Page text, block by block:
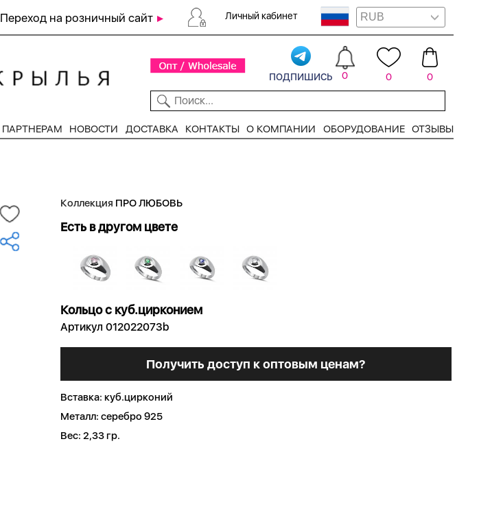
Переход на розничный сайт Личный кабинет
подпишись 0 0 0
ПАРТНЕРАМ НОВОСТИ ДОСТАВКА КОНТАКТЫ О КОМПАНИИ ОБОРУДОВАНИЕ ОТЗЫВЫ
Коллекция ПРО ЛЮБОВЬ
Есть в другом цвете
Кольцо с куб.цирконием
Артикул 012022073b
Получить доступ к оптовым ценам?
Вставка: куб.цирконий
Металл: серебро 925
Вес: 2,33 гр.